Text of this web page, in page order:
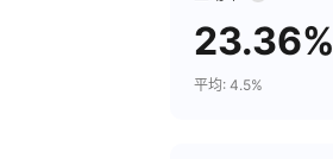
23.36%
平均: 4.5%